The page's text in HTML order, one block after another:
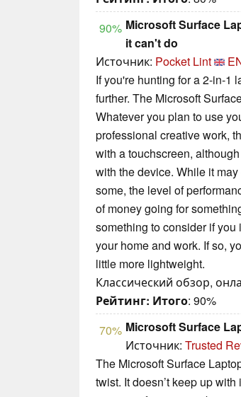
90% Microsoft Surface
it can't do
Источник: Pocket Lint
If you're hunting for a 2-in-1
further. The Microsoft
Whatever you plan to use
professional creative work,
with a touchscreen,
with the device. While it
some, the level of
of money going for
something to consider if
your home and work. If so,
little more lightweight.
Классический обзор,
Рейтинг: Итого: 90%
70% Microsoft Surface
Источник: Trusted
The Microsoft Surface
twist. It doesn’t keep up